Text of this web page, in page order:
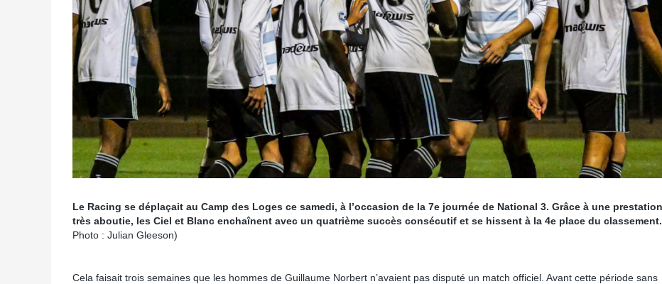
Le Racing se déplaçait au Camp des Loges ce samedi, à l’occasion de la 7e journée de National 3. Grâce à une prestation
très aboutie, les Ciel et Blanc enchaînent avec un quatrième succès consécutif et se hissent à la 4e place du classement.
Photo : Julian Gleeson)
Cela faisait trois semaines que les hommes de Guillaume Norbert n’avaient pas disputé un match officiel. Avant cette période sans